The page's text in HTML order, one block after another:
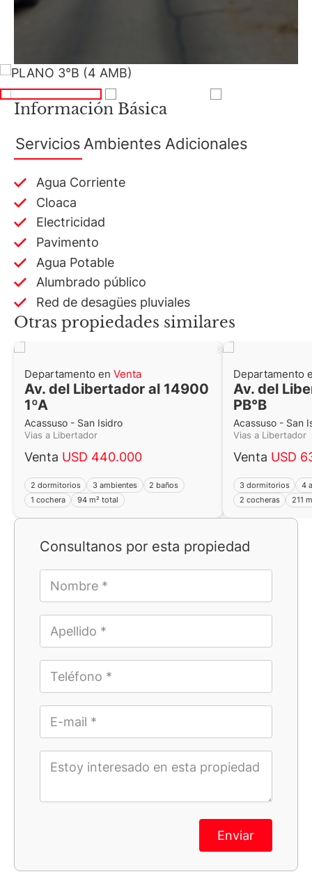
Consultanos por esta propiedad
Enviar
Información Básica
Servicios Ambientes Adicionales
Agua Corriente
Cloaca
Electricidad
Pavimento
Agua Potable
Alumbrado público
Red de desagües pluviales
Otras propiedades similares
Departamento en Venta
Av. del Libertador al 14900
1ºA
Acassuso - San Isidro
Vias a Libertador
Venta USD 440.000
2 dormitorios 3 ambientes
2 baños
1 cochera
94 m² total
Departamento
Av. del
PB°B
Acassuso - San
Vias a Libertador
Venta USD
3 dormitorios
4
2 cocheras
211